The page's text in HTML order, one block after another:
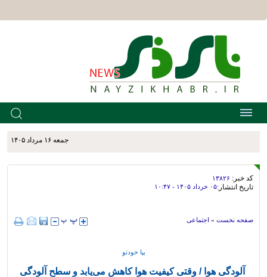
جمعه ۱۶ مرداد ۱۴۰۵
کد خبر: ۱۳۸۲۶
تاریخ انتشار:۰۵ خرداد ۱۴۰۵ - ۱۰:۴۷
صفحه نخست » اجتماعی
بپا خودتو
آلودگی هوا / وقتی کیفیت هوا کاهش می‌یابد و سطح آلودگی